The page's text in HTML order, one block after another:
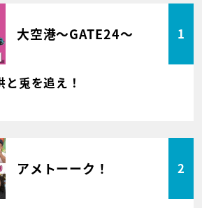
大空港～GATE24～ 1
兎を追え！
アメトーーク！ 2